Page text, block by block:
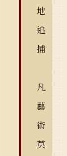
地
追
捕
凡
藝
術
莫